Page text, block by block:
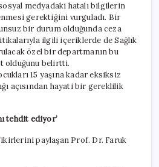
medyadaki hatalı bilgilerin
gerektiğini vurguladı. Bir
bir durum olduğunda ceza
ilgili içeriklerde de Sağlık
özel bir departmanın bu
olduğunu belirtti.
15 yaşına kadar eksiksiz
açısından hayati bir gereklilik
tehdit ediyor’
fikirlerini paylaşan Prof. Dr. Faruk